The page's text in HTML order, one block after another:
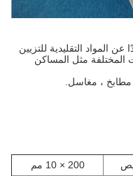
المختلفة مثل المساكن
، مغاسل.
200 × 10 مم